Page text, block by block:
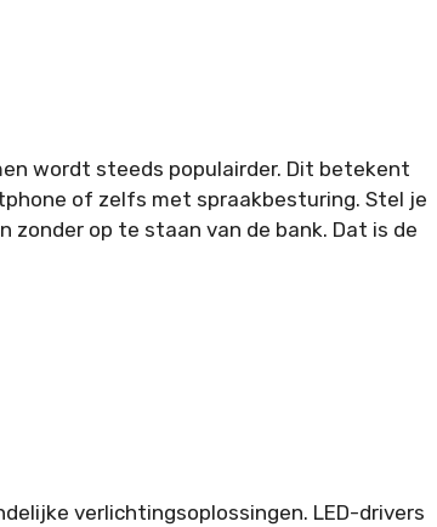
wordt steeds populairder. Dit betekent
of zelfs met spraakbesturing. Stel je
zonder op te staan van de bank. Dat is de
verlichtingsoplossingen. LED-drivers